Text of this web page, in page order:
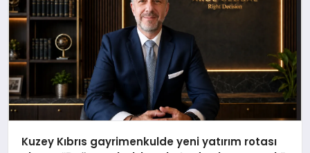
Kuzey Kıbrıs gayrimenkulde yeni yatırım rotası